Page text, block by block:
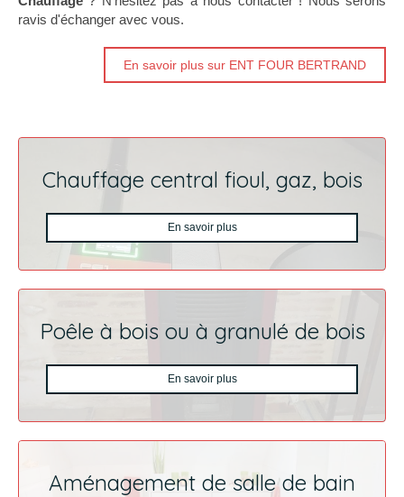
ravis d'échanger avec vous.
En savoir plus sur ENT FOUR BERTRAND
Chauffage central fioul, gaz, bois
En savoir plus
Poêle à bois ou à granulé de bois
En savoir plus
Aménagement de salle de bain